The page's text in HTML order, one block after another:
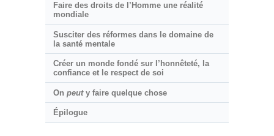
Faire des droits de l’Homme une réalité
mondiale
Susciter des réformes dans le domaine de
la santé mentale
Créer un monde fondé sur l’honnêteté, la
confiance et le respect de soi
On peuty faire quelque chose
Épilogue